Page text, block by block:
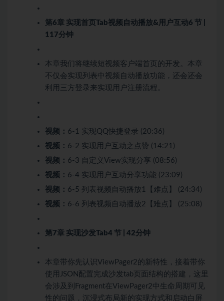
第6章 实现首页Tab视频自动播放&用户互动6 节 |
117分钟
本章我们将继续短视频客户端首页的开发。本章
不仅会实现列表中视频自动播放功能，还会还会
利用三方登录来实现用户注册流程。
视频： 6-1 实现QQ快捷登录 (20:36)
视频： 6-2 实现用户互动之点赞 (14:21)
视频： 6-3 自定义View实现分享 (08:56)
视频： 6-4 实现用户互动分享功能 (23:09)
视频： 6-5 列表视频自动播放1【难点】 (24:34)
视频： 6-6 列表视频自动播放2【难点】 (25:08)
第7章 实现沙发Tab4 节 | 42分钟
本章带你先认识ViewPager2的新特性，接着带你
使用JSON配置完成沙发tab页面结构的搭建，这里
会涉及到Fragment在ViewPager2中生命周期可见
性的问题，沉浸式布局新的实现方式和启动白屏